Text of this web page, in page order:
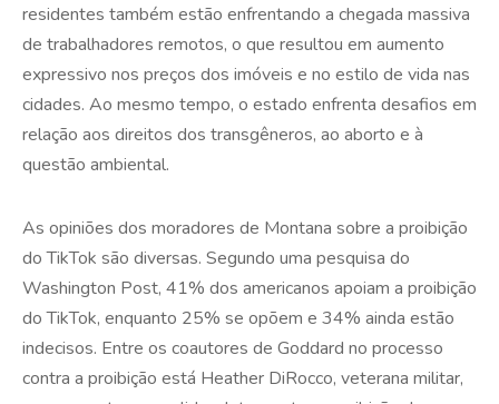
residentes também estão enfrentando a chegada massiva
de trabalhadores remotos, o que resultou em aumento
expressivo nos preços dos imóveis e no estilo de vida nas
cidades. Ao mesmo tempo, o estado enfrenta desafios em
relação aos direitos dos transgêneros, ao aborto e à
questão ambiental.
As opiniões dos moradores de Montana sobre a proibição
do TikTok são diversas. Segundo uma pesquisa do
Washington Post, 41% dos americanos apoiam a proibição
do TikTok, enquanto 25% se opõem e 34% ainda estão
indecisos. Entre os coautores de Goddard no processo
contra a proibição está Heather DiRocco, veterana militar,